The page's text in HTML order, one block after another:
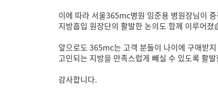
이에 따라 서울365mc병원 임준용 병원장님이
지방흡입 원장단의 활발한 논의도 함께 이루어
앞으로도 365mc는 고객 분들이 나이에 구애받
고민되는 지방을 만족스럽게 빼실 수 있도록 활
감사합니다.